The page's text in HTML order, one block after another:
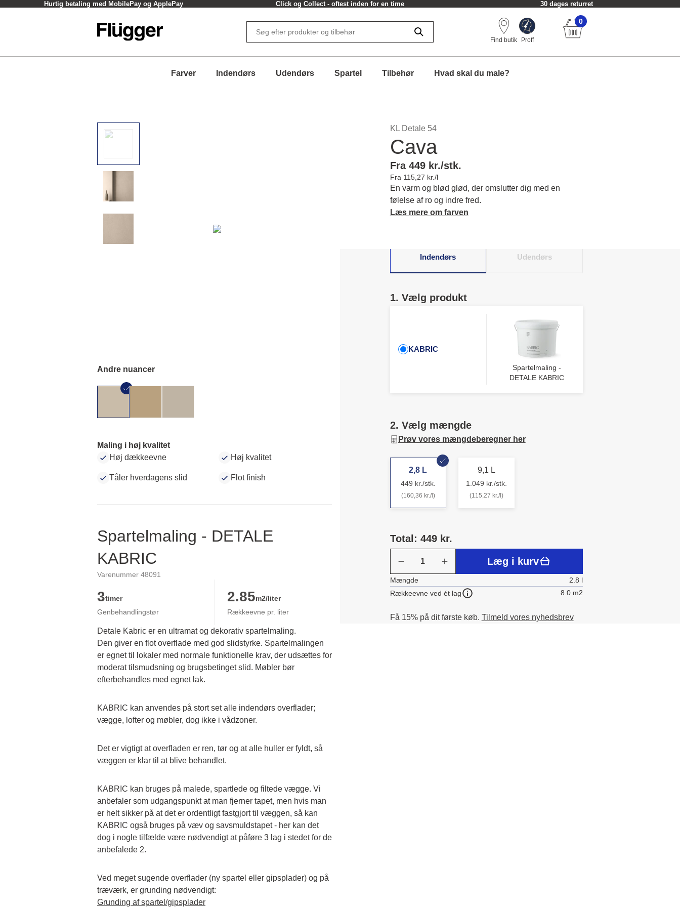
Hurtig betaling med MobilePay og ApplePay Click og Collect - oftest inden for en time 30 dages returret
Find butik Proff
0
Farver Indendørs Udendørs Spartel Tilbehør Hvad skal du male?
Andre nuancer
Maling i høj kvalitet
Høj dækkeevne
Høj kvalitet
Tåler hverdagens slid Flot finish
Spartelmaling - DETALE
KABRIC
Varenummer 48091
3timer
Genbehandlingstør
2.85m2/liter
Rækkeevne pr. liter
Detale Kabric er en ultramat og dekorativ spartelmaling.
Den giver en flot overflade med god slidstyrke. Spartelmalingen
er egnet til lokaler med normale funktionelle krav, der udsættes for
moderat tilsmudsning og brugsbetinget slid. Møbler bør
efterbehandles med egnet lak.
KABRIC kan anvendes på stort set alle indendørs overflader;
vægge, lofter og møbler, dog ikke i vådzoner.
Det er vigtigt at overfladen er ren, tør og at alle huller er fyldt, så
væggen er klar til at blive behandlet.
KABRIC kan bruges på malede, spartlede og filtede vægge. Vi
anbefaler som udgangspunkt at man fjerner tapet, men hvis man
er helt sikker på at det er ordentligt fastgjort til væggen, så kan
KABRIC også bruges på væv og savsmuldstapet - her kan det
dog i nogle tilfælde være nødvendigt at påføre 3 lag i stedet for de
anbefalede 2.
Ved meget sugende overflader (ny spartel eller gipsplader) og på
træværk, er grunding nødvendigt:
Grunding af spartel/gipsplader
KL Detale 54
Cava
Fra 449 kr./stk.
Fra 115,27 kr./l
En varm og blød glød, der omslutter dig med en
følelse af ro og indre fred.
Læs mere om farven
Indendørs Udendørs
1. Vælg produkt
KABRIC
Spartelmaling -
DETALE KABRIC
2. Vælg mængde
Prøv vores mængdeberegner her
2,8 L
449 kr./stk.
(160,36 kr./l)
9,1 L
1.049 kr./stk.
(115,27 kr./l)
Total: 449 kr.
Læg i kurv
Mængde
2.8 l
Rækkeevne ved ét lag
8.0 m2
Få 15% på dit første køb. Tilmeld vores nyhedsbrev